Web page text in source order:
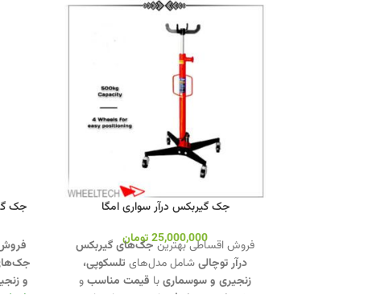
جک گیربکس درآر سواری امگا
25,000,000تومان فروش اقساطی بهترینجک‌های گیربکس
درآر توچالیشامل مدل‌های تلسکوپی،
زنجیری و سوسماریبا قیمت مناسبو
جک
و